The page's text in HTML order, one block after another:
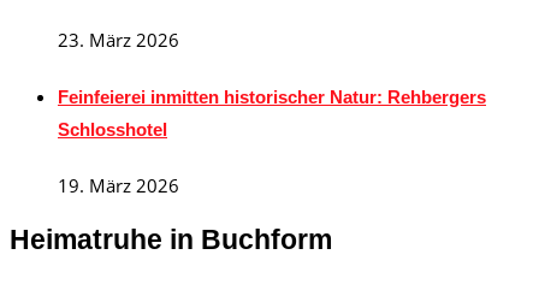
23. März 2026
Feinfeierei inmitten historischer Natur: Rehbergers
Schlosshotel
19. März 2026
Heimatruhe in Buchform